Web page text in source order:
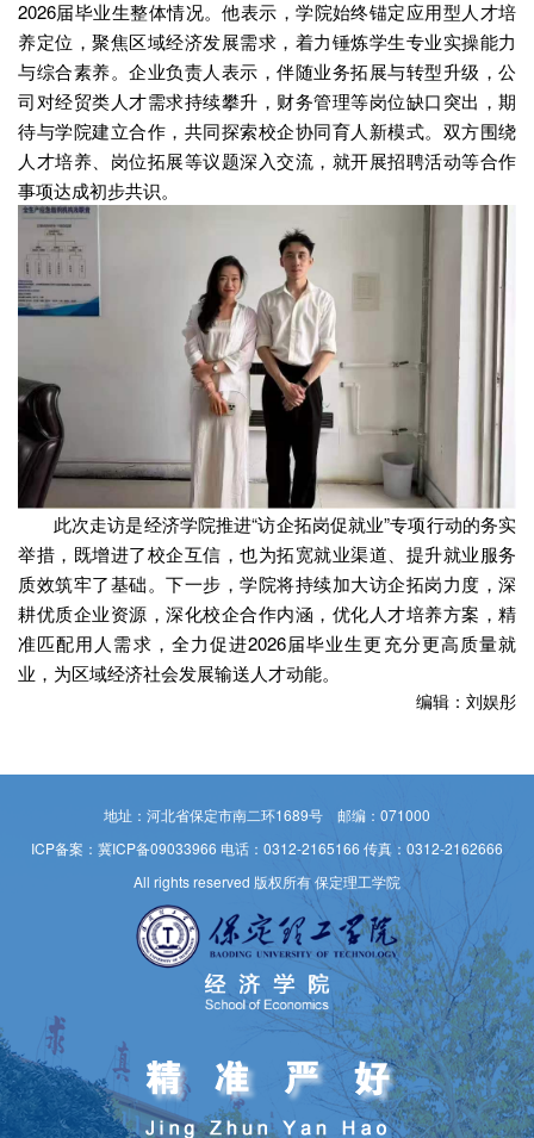
2026届毕业生整体情况。他表示，学院始终锚定应用型人才培
养定位，聚焦区域经济发展需求，着力锤炼学生专业实操能力
与综合素养。企业负责人表示，伴随业务拓展与转型升级，公
司对经贸类人才需求持续攀升，财务管理等岗位缺口突出，期
待与学院建立合作，共同探索校企协同育人新模式。双方围绕
人才培养、岗位拓展等议题深入交流，就开展招聘活动等合作
事项达成初步共识。
此次走访是经济学院推进“访企拓岗促就业”专项行动的务实
举措，既增进了校企互信，也为拓宽就业渠道、提升就业服务
质效筑牢了基础。下一步，学院将持续加大访企拓岗力度，深
耕优质企业资源，深化校企合作内涵，优化人才培养方案，精
准匹配用人需求，全力促进2026届毕业生更充分更高质量就
业，为区域经济社会发展输送人才动能。
编辑：刘娱彤
地址：河北省保定市南二环1689号 邮编：071000
ICP备案：冀ICP备09033966 电话：0312-2165166 传真：0312-2162666
All rights reserved 版权所有 保定理工学院